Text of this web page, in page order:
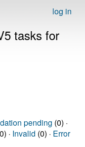
log in
tasks for
pending (0) ·
· Invalid (0) · Error